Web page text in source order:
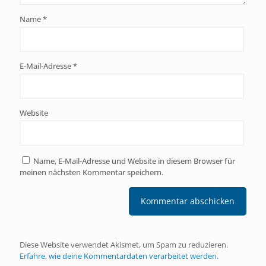
Name*
E-Mail-Adresse*
Website
Name, E-Mail-Adresse und Website in diesem Browser für
meinen nächsten Kommentar speichern.
Diese Website verwendet Akismet, um Spam zu reduzieren.
Erfahre, wie deine Kommentardaten verarbeitet werden.